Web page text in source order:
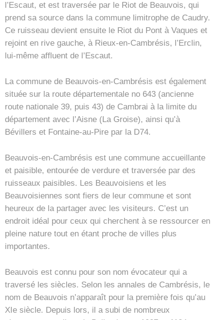
l’Escaut, et est traversée par le Riot de Beauvois, qui
prend sa source dans la commune limitrophe de Caudry.
Ce ruisseau devient ensuite le Riot du Pont à Vaques et
rejoint en rive gauche, à Rieux-en-Cambrésis, l’Erclin,
lui-même affluent de l’Escaut.
La commune de Beauvois-en-Cambrésis est également
située sur la route départementale no 643 (ancienne
route nationale 39, puis 43) de Cambrai à la limite du
département avec l’Aisne (La Groise), ainsi qu’à
Bévillers et Fontaine-au-Pire par la D74.
Beauvois-en-Cambrésis est une commune accueillante
et paisible, entourée de verdure et traversée par des
ruisseaux paisibles. Les Beauvoisiens et les
Beauvoisiennes sont fiers de leur commune et sont
heureux de la partager avec les visiteurs. C’est un
endroit idéal pour ceux qui cherchent à se ressourcer en
pleine nature tout en étant proche de villes plus
importantes.
Beauvois est connu pour son nom évocateur qui a
traversé les siècles. Selon les annales de Cambrésis, le
nom de Beauvois n’apparaît pour la première fois qu’au
XIe siècle. Depuis lors, il a subi de nombreux